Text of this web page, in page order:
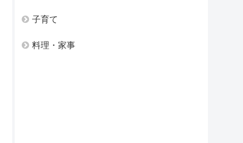
子育て
料理・家事